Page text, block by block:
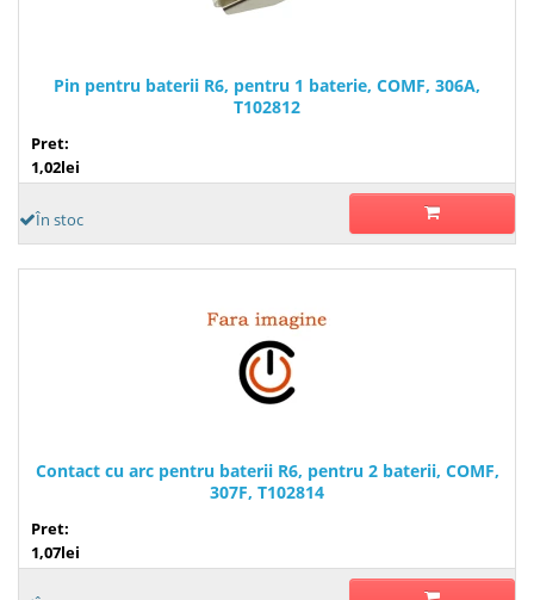
Pin pentru baterii R6, pentru 1 baterie, COMF, 306A,
T102812
Pret:
1,02lei
În stoc
Contact cu arc pentru baterii R6, pentru 2 baterii, COMF,
307F, T102814
Pret:
1,07lei